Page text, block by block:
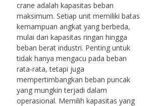
crane adalah kapasitas beban
maksimum. Setiap unit memiliki batas
kemampuan angkat yang berbeda,
mulai dari kapasitas ringan hingga
beban berat industri. Penting untuk
tidak hanya mengacu pada beban
rata-rata, tetapi juga
mempertimbangkan beban puncak
yang mungkin terjadi dalam
operasional. Memilih kapasitas yang